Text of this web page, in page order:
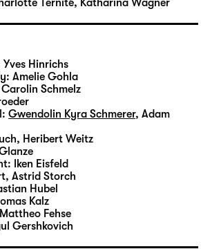
Ternité, Katharina Wagner
Yves Hinrichs
Amelie Gohla
Carolin Schmelz
Gwendolin Kyra Schmerer, Adam
Heribert Weitz
Iken Eisfeld
Astrid Storch
Hubel
Kalz
Mattheo Fehse
Gershkovich